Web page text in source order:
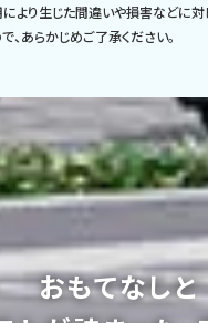
より生じた間違いや損害などに対
、あらかじめご了承ください。
おもてなしと